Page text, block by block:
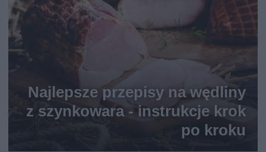
Najlepsze przepisy na wędliny
z szynkowara - instrukcje krok
po kroku